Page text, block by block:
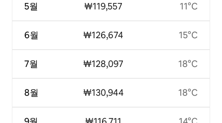
5월
6월
7월
8월
₩119,557
₩126,674
₩128,097
₩130,944
11°C
15°C
18°C
18°C